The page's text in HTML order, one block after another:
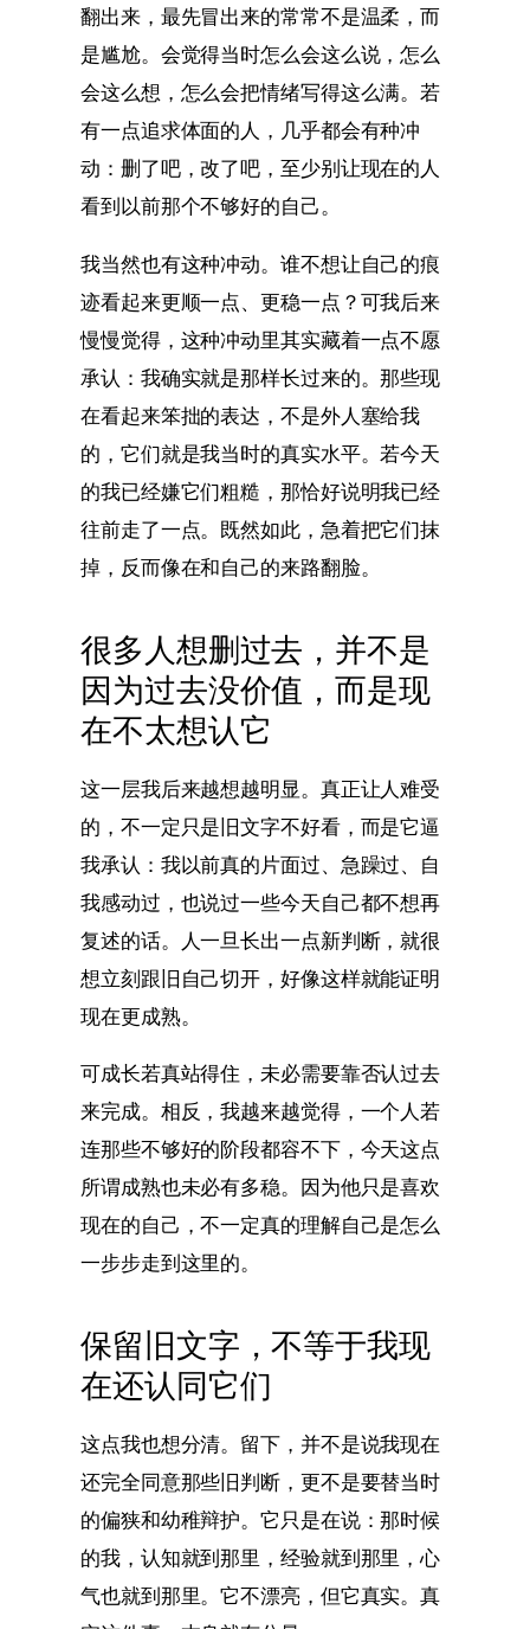
翻出来，最先冒出来的常常不是温柔，而
是尴尬。会觉得当时怎么会这么说，怎么
会这么想，怎么会把情绪写得这么满。若
有一点追求体面的人，几乎都会有种冲
动：删了吧，改了吧，至少别让现在的人
看到以前那个不够好的自己。
我当然也有这种冲动。谁不想让自己的痕
迹看起来更顺一点、更稳一点？可我后来
慢慢觉得，这种冲动里其实藏着一点不愿
承认：我确实就是那样长过来的。那些现
在看起来笨拙的表达，不是外人塞给我
的，它们就是我当时的真实水平。若今天
的我已经嫌它们粗糙，那恰好说明我已经
往前走了一点。既然如此，急着把它们抹
掉，反而像在和自己的来路翻脸。
很多人想删过去，并不是
因为过去没价值，而是现
在不太想认它
这一层我后来越想越明显。真正让人难受
的，不一定只是旧文字不好看，而是它逼
我承认：我以前真的片面过、急躁过、自
我感动过，也说过一些今天自己都不想再
复述的话。人一旦长出一点新判断，就很
想立刻跟旧自己切开，好像这样就能证明
现在更成熟。
可成长若真站得住，未必需要靠否认过去
来完成。相反，我越来越觉得，一个人若
连那些不够好的阶段都容不下，今天这点
所谓成熟也未必有多稳。因为他只是喜欢
现在的自己，不一定真的理解自己是怎么
一步步走到这里的。
保留旧文字，不等于我现
在还认同它们
这点我也想分清。留下，并不是说我现在
还完全同意那些旧判断，更不是要替当时
的偏狭和幼稚辩护。它只是在说：那时候
的我，认知就到那里，经验就到那里，心
气也就到那里。它不漂亮，但它真实。真